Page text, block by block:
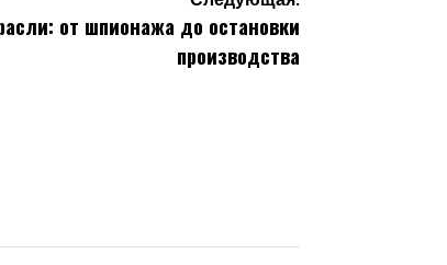
от шпионажа до остановки
производства